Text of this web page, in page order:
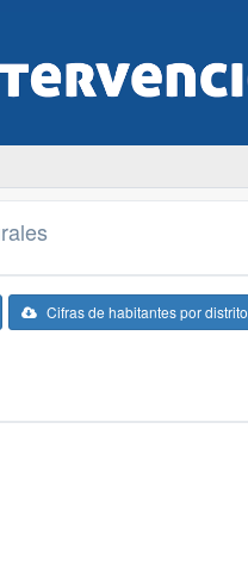
Cifras de habitantes por distrito